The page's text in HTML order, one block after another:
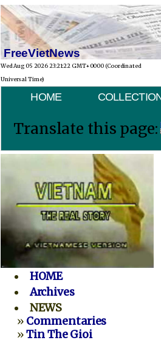
FreeVietNews
Wed Aug 05 2026 23:21:22 GMT+0000 (Coordinated
Universal Time)
HOME
Translate this page:
HOME
Archives
NEWS
» Commentaries
»Tin The Gioi